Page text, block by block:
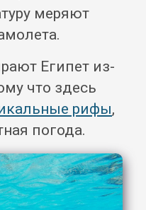
меряют
Египет из-
что здесь
рифы,
погода.